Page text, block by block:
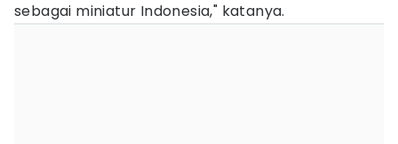
sebagai miniatur Indonesia," katanya.